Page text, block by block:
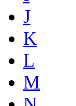
J
K
L
M